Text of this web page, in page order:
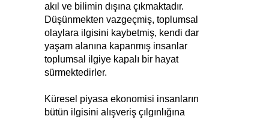
akıl ve bilimin dışına çıkmaktadır.
Düşünmekten vazgeçmiş, toplumsal
olaylara ilgisini kaybetmiş, kendi dar
yaşam alanına kapanmış insanlar
toplumsal ilgiye kapalı bir hayat
sürmektedirler.
Küresel piyasa ekonomisi insanların
bütün ilgisini alışveriş çılgınlığına